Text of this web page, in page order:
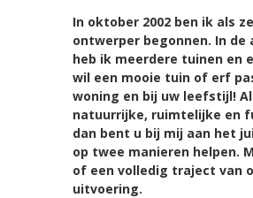
In oktober 2002 ben ik als
ontwerper begonnen. In de
heb ik meerdere tuinen en
wil een mooie tuin of erf
woning en bij uw leefstijl!
natuurrijke, ruimtelijke en
dan bent u bij mij aan het
op twee manieren helpen.
of een volledig traject van
uitvoering.